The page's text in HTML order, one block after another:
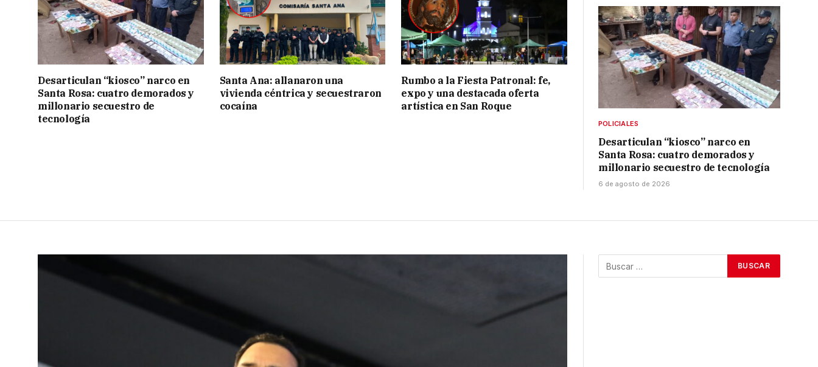
Desarticulan “kiosco” narco en
Santa Rosa: cuatro demorados y
millonario secuestro de
tecnología
Santa Ana: allanaron una
vivienda céntrica y secuestraron
cocaína
Rumbo a la Fiesta Patronal: fe,
expo y una destacada oferta
artística en San Roque
POLICIALES
Desarticulan “kiosco” narco en
Santa Rosa: cuatro demorados y
millonario secuestro de tecnología
6 de agosto de 2026